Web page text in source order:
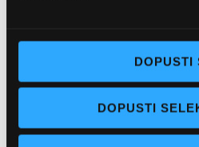
DOPUSTI
DOPUSTIPon - pet: 07
Sub: 07-